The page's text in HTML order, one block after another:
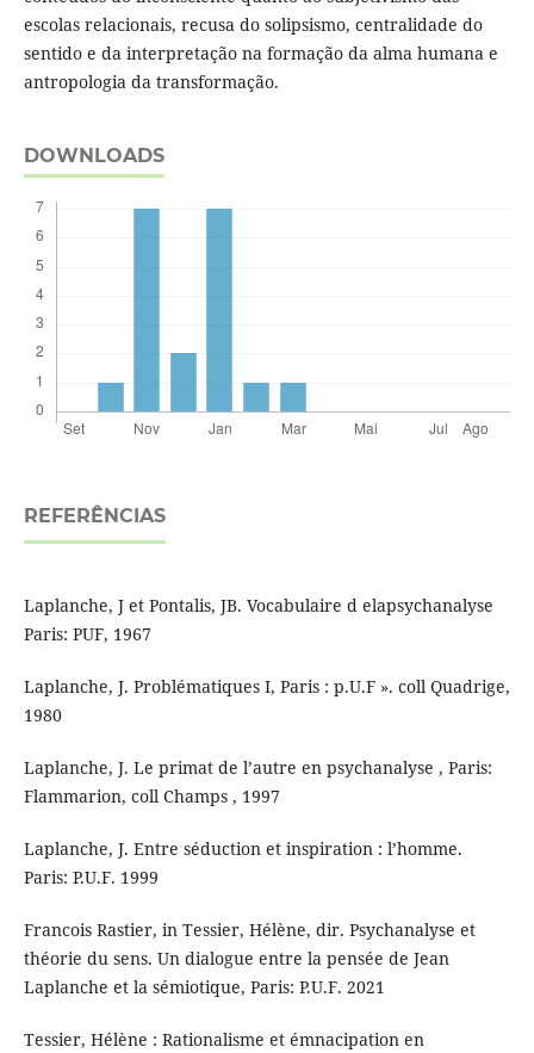
escolas relacionais, recusa do solipsismo, centralidade do
sentido e da interpretação na formação da alma humana e
antropologia da transformação.
DOWNLOADS
REFERÊNCIAS
Laplanche, J et Pontalis, JB. Vocabulaire d elapsychanalyse
Paris: PUF, 1967
Laplanche, J. Problématiques I, Paris : p.U.F ». coll Quadrige,
1980
Laplanche, J. Le primat de l’autre en psychanalyse , Paris:
Flammarion, coll Champs , 1997
Laplanche, J. Entre séduction et inspiration : l’homme.
Paris: P.U.F. 1999
Francois Rastier, in Tessier, Hélène, dir. Psychanalyse et
théorie du sens. Un dialogue entre la pensée de Jean
Laplanche et la sémiotique, Paris: P.U.F. 2021
Tessier, Hélène : Rationalisme et émnacipation en